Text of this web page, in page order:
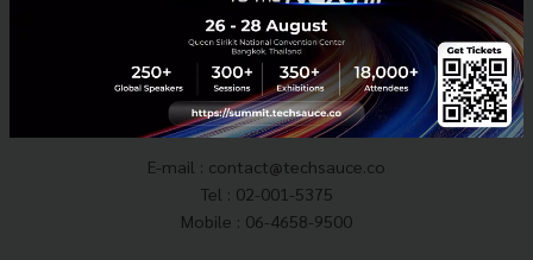
E-mail : contact@techsauce.co
Tel : 02-001-5375
Mobile : 06-4658-9500